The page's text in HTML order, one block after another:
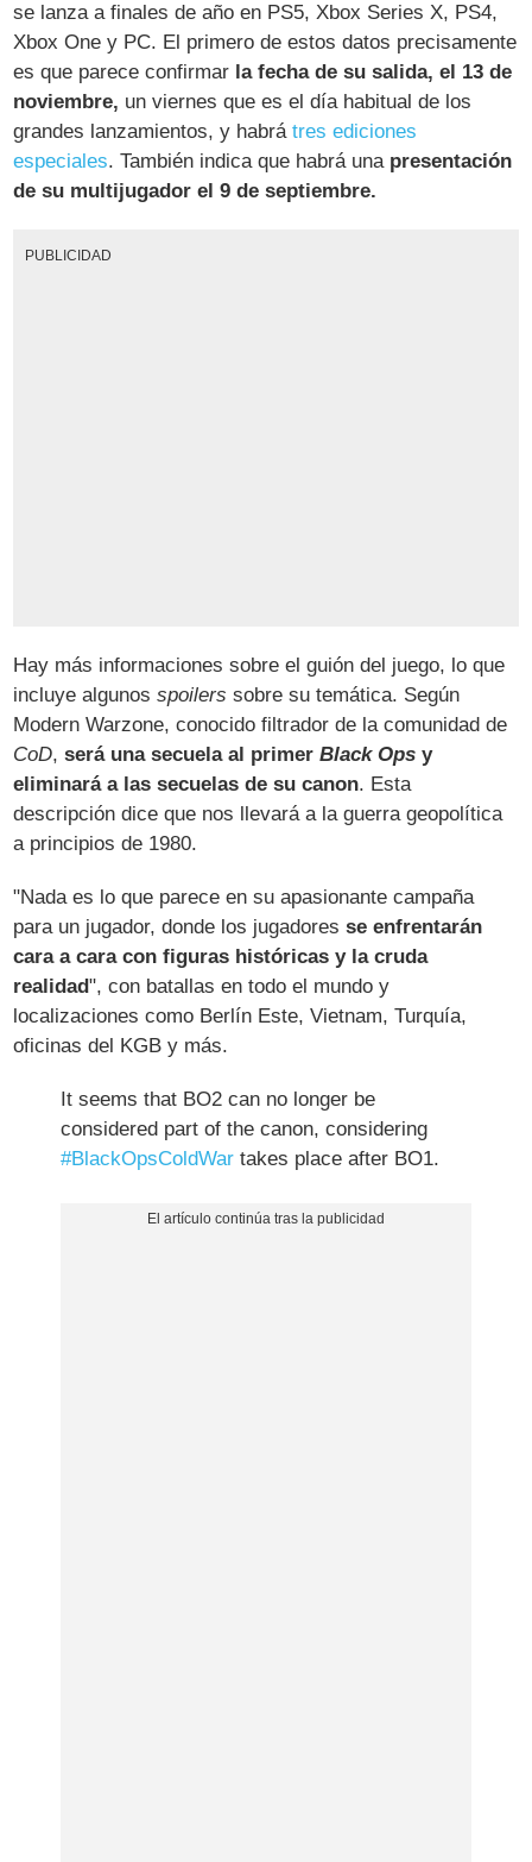
se lanza a finales de año en PS5, Xbox Series X, PS4,
Xbox One y PC. El primero de estos datos precisamente
es que parece confirmar la fecha de su salida, el 13 de
noviembre, un viernes que es el día habitual de los
grandes lanzamientos, y habrátres ediciones
especiales. También indica que habrá una presentación
de su multijugador el 9 de septiembre.
PUBLICIDAD
Hay más informaciones sobre el guión del juego, lo que
incluye algunosspoilers sobre su temática. Según
Modern Warzone, conocido filtrador de la comunidad de
CoD,será una secuela al primerBlack Ops y
eliminará a las secuelas de su canon. Esta
descripción dice que nos llevará a la guerra geopolítica
a principios de 1980.
"Nada es lo que parece en su apasionante campaña
para un jugador, donde los jugadoresse enfrentarán
cara a cara con figuras históricas y la cruda
realidad", con batallas en todo el mundo y
localizaciones como Berlín Este, Vietnam, Turquía,
oficinas del KGB y más.
It seems that BO2 can no longer be
considered part of the canon, considering
#BlackOpsColdWar takes place after BO1.